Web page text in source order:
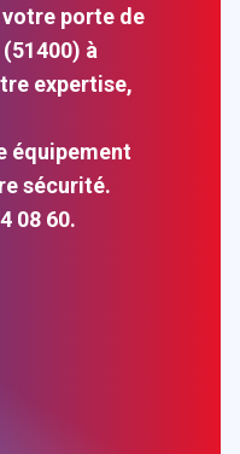
porte de
à
expertise,
équipement
sécurité.
08 60.